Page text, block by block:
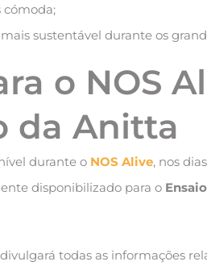
cómoda;
sustentável durante os
o NOS
da Anitta
durante o NOS Alive, nos
disponibilizado para o
todas as informações